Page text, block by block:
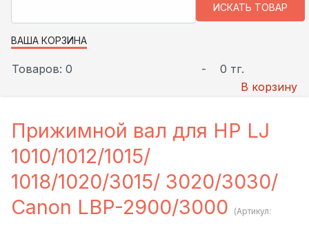
ВАША КОРЗИНА
Товаров: 0 -
0 тг.
В корзину
Прижимной вал для HP LJ
1010/1012/1015/
1018/1020/3015/ 3020/3030/
Canon LBP-2900/3000
(Артикул: